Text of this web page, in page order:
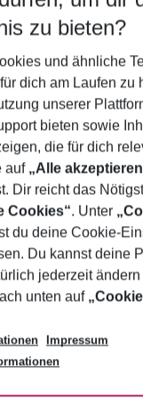
5-8 Nächte
Keine Kinder
Filter anzeigen
ändern
zu bieten?
und ähnliche
dich am Laufen zu
unserer
bieten sowie
die für dich
auf „Alle
Dir reicht das
Cookies“. Unter
du deine Cookie-
Du kannst deine
jederzeit
unten auf
Impressum